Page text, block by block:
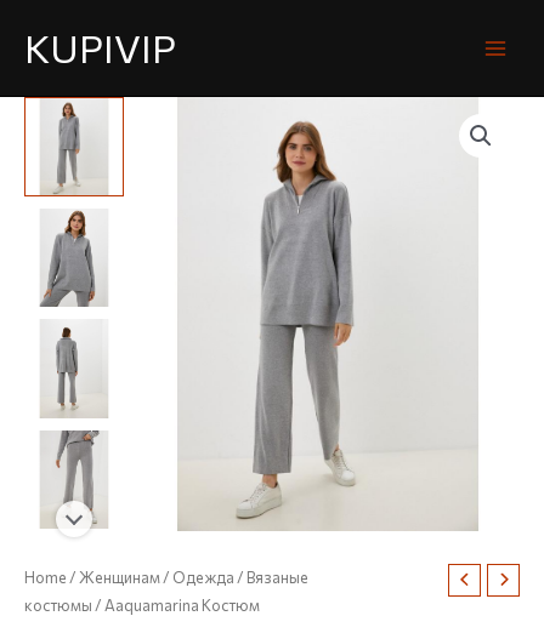
KUPIVIP
Home/Женщинам/ Одежда/ Вязаные
костюмы/ Aaquamarina Костюм